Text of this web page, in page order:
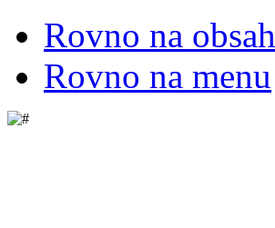
Rovno na obsah
Rovno na menu